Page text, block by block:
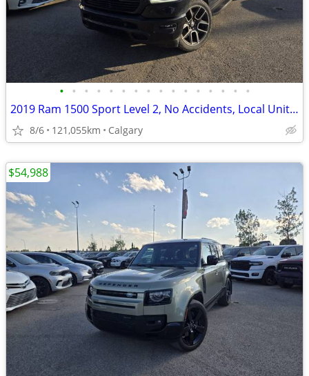
• • • • • • • • • • • • • • • •
2019 Ram 1500 Sport Level 2, No Accidents, Local Unit #260608A
8/6 121,055km Calgary
$54,988